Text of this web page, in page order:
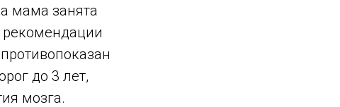
мама занята
рекомендации
до 3 лет,
мозга.